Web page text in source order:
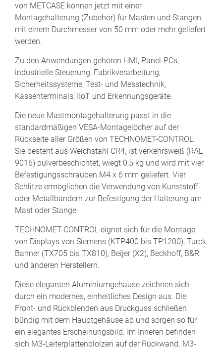
von METCASE können jetzt mit einer
Montagehalterung (Zubehör) für Masten und Stangen
mit einem Durchmesser von 50 mm oder mehr geliefert
werden.
Zu den Anwendungen gehören HMI, Panel-PCs,
industrielle Steuerung, Fabrikverarbeitung,
Sicherheitssysteme, Test- und Messtechnik,
Kassenterminals, IIoT und Erkennungsgeräte.
Die neue Mastmontagehalterung passt in die
standardmäßigen VESA-Montagelöcher auf der
Rückseite aller Größen von TECHNOMET-CONTROL.
Sie besteht aus Weichstahl CR4, ist verkehrsweiß (RAL
9016) pulverbeschichtet, wiegt 0,5 kg und wird mit vier
Befestigungsschrauben M4 x 6 mm geliefert. Vier
Schlitze ermöglichen die Verwendung von Kunststoff-
oder Metallbändern zur Befestigung der Halterung am
Mast oder Stange.
TECHNOMET-CONTROL eignet sich für die Montage
von Displays von Siemens (KTP400 bis TP1200), Turck
Banner (TX705 bis TX810), Beijer (X2), Beckhoff, B&R
und anderen Herstellern.
Diese eleganten Aluminiumgehäuse zeichnen sich
durch ein modernes, einheitliches Design aus. Die
Front- und Rückblenden aus Druckguss schließen
bündig mit dem Hauptgehäuse ab und sorgen so für
ein elegantes Erscheinungsbild. Im Inneren befinden
sich M3-Leiterplattenblolzen auf der Rückwand. M3-